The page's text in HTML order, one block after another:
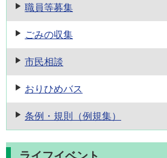
職員等募集
ごみの収集
市民相談
おりひめバス
条例・規則 （例規集）